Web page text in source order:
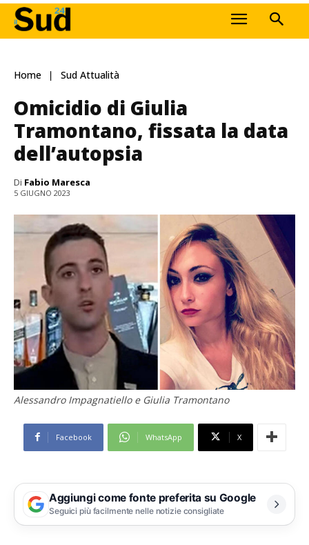
Home Sud Attualità
Omicidio di Giulia
Tramontano, fissata la data
dell’autopsia
Di Fabio Maresca
5 GIUGNO 2023
Alessandro Impagnatiello e Giulia Tramontano
Facebook WhatsApp X
Aggiungi come fonte preferita su Google
Seguici più facilmente nelle notizie consigliate